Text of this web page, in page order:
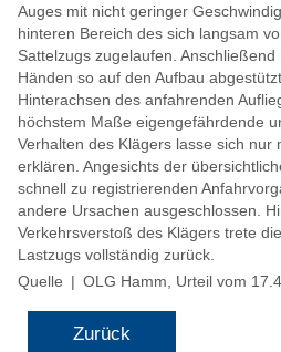
Auges mit nicht geringer
hinteren Bereich des sich langsam
Sattelzugs zugelaufen.
Händen so auf den Aufbau
Hinterachsen des anfahrenden
höchstem Maße eigengefährdende
Verhalten des Klägers lasse sich nur
erklären. Angesichts der
schnell zu registrierenden
andere Ursachen ausgeschlossen.
Verkehrsverstoß des Klägers trete
Lastzugs vollständig zurück.
Quelle | OLG Hamm, Urteil vom
Zurück